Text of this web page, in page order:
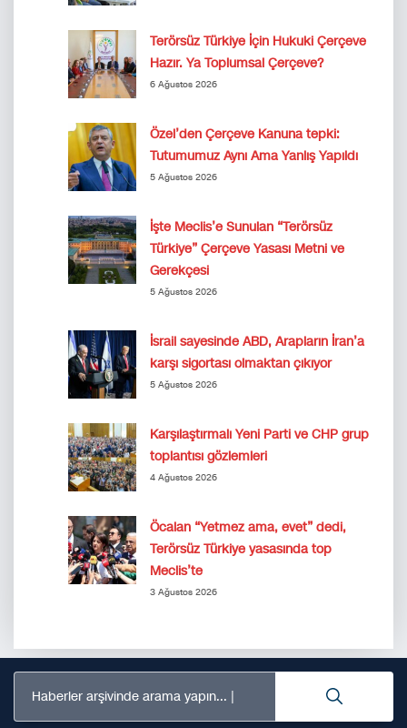
Terörsüz Türkiye İçin Hukuki Çerçeve
Hazır. Ya Toplumsal Çerçeve?
6 Ağustos 2026
Özel’den Çerçeve Kanuna tepki:
Tutumumuz Aynı Ama Yanlış Yapıldı
5 Ağustos 2026
İşte Meclis’e Sunulan “Terörsüz
Türkiye” Çerçeve Yasası Metni ve
Gerekçesi
5 Ağustos 2026
İsrail sayesinde ABD, Arapların İran’a
karşı sigortası olmaktan çıkıyor
5 Ağustos 2026
Karşılaştırmalı Yeni Parti ve CHP grup
toplantısı gözlemleri
4 Ağustos 2026
Öcalan “Yetmez ama, evet” dedi,
Terörsüz Türkiye yasasında top
Meclis’te
3 Ağustos 2026
Haberler arşivinde arama yapın...